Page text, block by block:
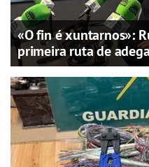
«O fin é xuntarnos»:
primeira ruta de